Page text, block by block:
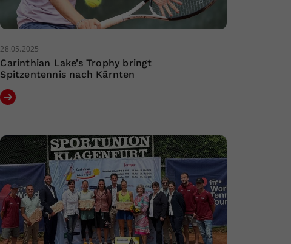
28.05.2025
Carinthian Lake’s Trophy bringt
Spitzentennis nach Kärnten